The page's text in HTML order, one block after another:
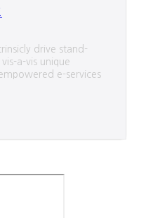
drive stand-
a-vis unique
e-services